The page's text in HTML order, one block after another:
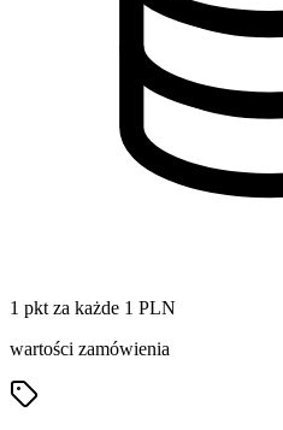
1 pkt za każde 1 PLN
wartości zamówienia